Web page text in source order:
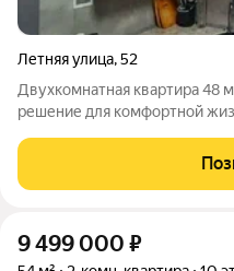
Летняя улица,52
Двухкомнатная квартира 48 м в
решение для комфортной
пятиэтажном блочном доме
9 499 000 ₽